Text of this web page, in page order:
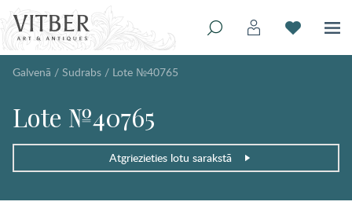
Galvenā / Sudrabs / Lote №40765
Lote №40765
Atgriezieties lotu sarakstā